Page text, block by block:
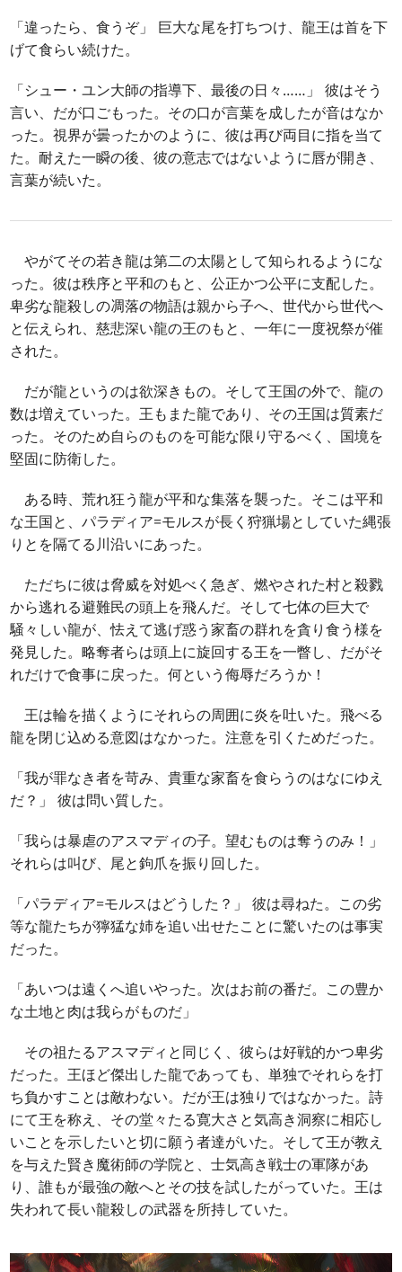
「違ったら、食うぞ」 巨大な尾を打ちつけ、龍王は首を下
げて食らい続けた。
「シュー・ユン大師の指導下、最後の日々……」 彼はそう
言い、だが口ごもった。その口が言葉を成したが音はなか
った。視界が曇ったかのように、彼は再び両目に指を当て
た。耐えた一瞬の後、彼の意志ではないように唇が開き、
言葉が続いた。
やがてその若き龍は第二の太陽として知られるようにな
った。彼は秩序と平和のもと、公正かつ公平に支配した。
卑劣な龍殺しの凋落の物語は親から子へ、世代から世代へ
と伝えられ、慈悲深い龍の王のもと、一年に一度祝祭が催
された。
だが龍というのは欲深きもの。そして王国の外で、龍の
数は増えていった。王もまた龍であり、その王国は質素だ
った。そのため自らのものを可能な限り守るべく、国境を
堅固に防衛した。
ある時、荒れ狂う龍が平和な集落を襲った。そこは平和
な王国と、パラディア=モルスが長く狩猟場としていた縄張
りとを隔てる川沿いにあった。
ただちに彼は脅威を対処べく急ぎ、燃やされた村と殺戮
から逃れる避難民の頭上を飛んだ。そして七体の巨大で
騒々しい龍が、怯えて逃げ惑う家畜の群れを貪り食う様を
発見した。略奪者らは頭上に旋回する王を一瞥し、だがそ
れだけで食事に戻った。何という侮辱だろうか！
王は輪を描くようにそれらの周囲に炎を吐いた。飛べる
龍を閉じ込める意図はなかった。注意を引くためだった。
「我が罪なき者を苛み、貴重な家畜を食らうのはなにゆえ
だ？」 彼は問い質した。
「我らは暴虐のアスマディの子。望むものは奪うのみ！」
それらは叫び、尾と鉤爪を振り回した。
「パラディア=モルスはどうした？」 彼は尋ねた。この劣
等な龍たちが獰猛な姉を追い出せたことに驚いたのは事実
だった。
「あいつは遠くへ追いやった。次はお前の番だ。この豊か
な土地と肉は我らがものだ」
その祖たるアスマディと同じく、彼らは好戦的かつ卑劣
だった。王ほど傑出した龍であっても、単独でそれらを打
ち負かすことは敵わない。だが王は独りではなかった。詩
にて王を称え、その堂々たる寛大さと気高き洞察に相応し
いことを示したいと切に願う者達がいた。そして王が教え
を与えた賢き魔術師の学院と、士気高き戦士の軍隊があ
り、誰もが最強の敵へとその技を試したがっていた。王は
失われて長い龍殺しの武器を所持していた。